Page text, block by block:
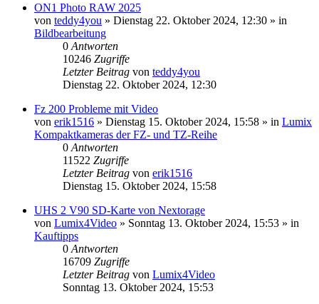
ON1 Photo RAW 2025
von teddy4you » Dienstag 22. Oktober 2024, 12:30 » in
Bildbearbeitung
0 Antworten
10246 Zugriffe
Letzter Beitrag von teddy4you
Dienstag 22. Oktober 2024, 12:30
Fz 200 Probleme mit Video
von erik1516 » Dienstag 15. Oktober 2024, 15:58 » in Lumix
Kompaktkameras der FZ- und TZ-Reihe
0 Antworten
11522 Zugriffe
Letzter Beitrag von erik1516
Dienstag 15. Oktober 2024, 15:58
UHS 2 V90 SD-Karte von Nextorage
von Lumix4Video » Sonntag 13. Oktober 2024, 15:53 » in
Kauftipps
0 Antworten
16709 Zugriffe
Letzter Beitrag von Lumix4Video
Sonntag 13. Oktober 2024, 15:53